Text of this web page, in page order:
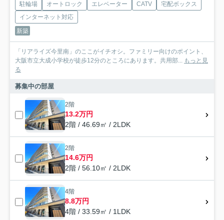
駐輪場 オートロック エレベーター CATV
宅配ボックス
インターネット対応
新築
「リアライズ今里南」のここがイチオシ。ファミリー向けのポイント、
大阪市立大成小学校が徒歩12分のところにあります。共用部... もっと見
る
募集中の部屋
2階
13.2万円
2階 / 46.69㎡ / 2LDK
2階
14.6万円
2階 / 56.10㎡ / 2LDK
4階
8.8万円
4階 / 33.59㎡ / 1LDK